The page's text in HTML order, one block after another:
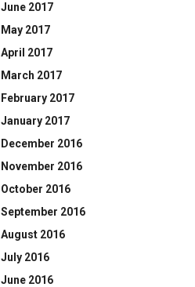
June 2017
May 2017
April 2017
March 2017
February 2017
January 2017
December 2016
November 2016
October 2016
September 2016
August 2016
July 2016
June 2016